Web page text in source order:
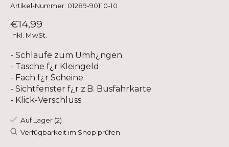
Artikel-Nummer: 01289-90110-10
€14,99
Inkl. MwSt.
- Schlaufe zum Umh¿ngen
- Tasche f¿r Kleingeld
- Fach f¿r Scheine
- Sichtfenster f¿r z.B. Busfahrkarte
- Klick-Verschluss
Auf Lager (2)
Verfügbarkeit im Shop prüfen